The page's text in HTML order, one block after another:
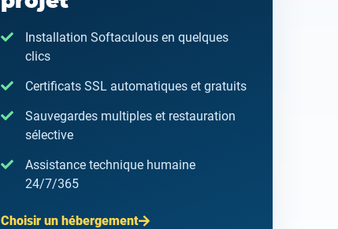
Installation Softaculous en quelques
clics
Certificats SSL automatiques et gratuits
Sauvegardes multiples et restauration
sélective
Assistance technique humaine
24/7/365
Choisir un hébergement